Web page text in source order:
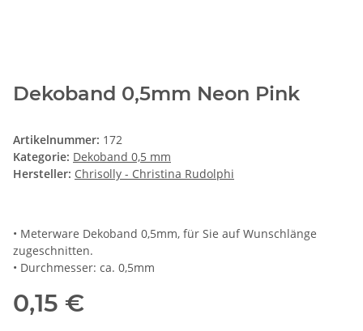
Dekoband 0,5mm Neon Pink
Artikelnummer: 172
Kategorie: Dekoband 0,5 mm
Hersteller: Chrisolly - Christina Rudolphi
• Meterware Dekoband 0,5mm, für Sie auf Wunschlänge
zugeschnitten.
• Durchmesser: ca. 0,5mm
0,15 €